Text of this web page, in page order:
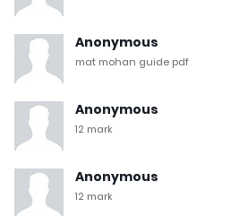
Anonymous
mat mohan guide pdf
Anonymous
12 mark
Anonymous
12 mark